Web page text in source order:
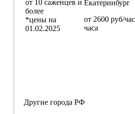
от 10 саженцев и
более
*цены на
01.02.2025
Екатеринбург
от 2600 руб/
часа
Другие города РФ